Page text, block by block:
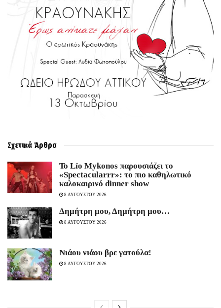
Σχετικά Άρθρα
Το Lío Mykonos παρουσιάζει το
«Spectacularrr»: το πιο καθηλωτικό
καλοκαιρινό dinner show
8 ΑΥΓΟΥΣΤΟΥ 2026
Δημήτρη μου, Δημήτρη μου…
8 ΑΥΓΟΥΣΤΟΥ 2026
Νιάου νιάου βρε γατούλα!
8 ΑΥΓΟΥΣΤΟΥ 2026